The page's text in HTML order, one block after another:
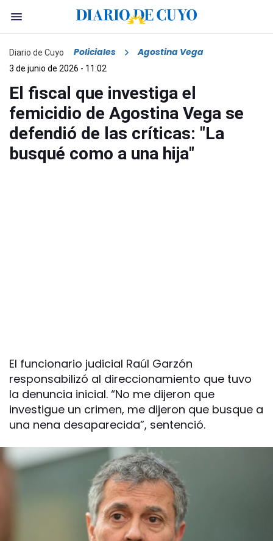
Diario de Cuyo Policiales Agostina Vega
3 de junio de 2026 - 11:02
El fiscal que investiga el
femicidio de Agostina Vega se
defendió de las críticas: "La
busqué como a una hija"
El funcionario judicial Raúl Garzón
responsabilizó al direccionamiento que tuvo
la denuncia inicial. “No me dijeron que
investigue un crimen, me dijeron que busque a
una nena desaparecida”, sentenció.